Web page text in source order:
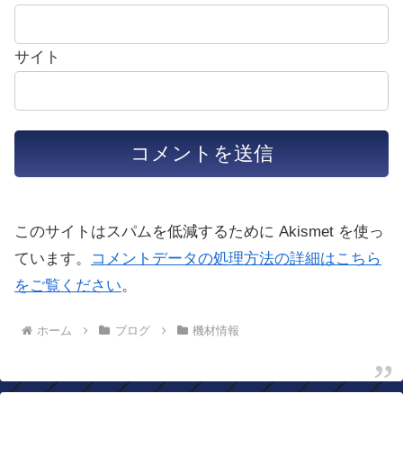
サイト
このサイトはスパムを低減するために Akismet を使っ
ています。
コメントデータの処理方法の詳細はこちら
をご覧ください。
ホーム ブログ 機材情報